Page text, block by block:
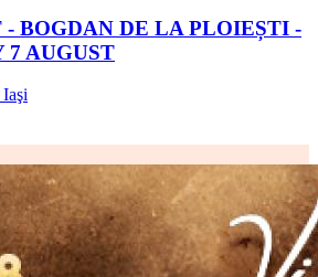
BOGDAN DE LA PLOIEȘTI -
7 AUGUST
Iaşi